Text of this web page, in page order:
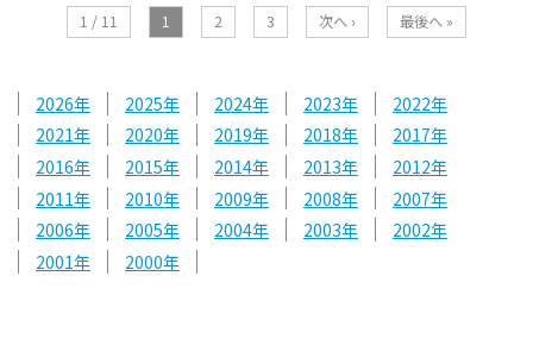
1 / 11 1 2 3 次へ › 最後へ »
2026 2025 2024 2023
2022
2021
2020 2019 2018
2017
2016
2015 2014 2013
2012
2011
2010 2009 2008
2007
2006
2005 2004 2003
2002
2001
2000